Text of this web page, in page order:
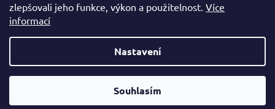
zlepšovali jeho funkce, výkon a použitelnost. Více
informací
Nastavení
Souhlasím
Od čtvrtka 6.8. do úterý 11.8. máme mimořádně zavřeno.
Facebook
Vytvořil Shoptet
Zažeň nudu. Všechna práva vyhrazena.